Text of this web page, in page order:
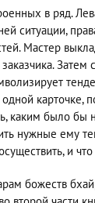
в ряд.
ситуации,
Мастер
Затем
карточке,
каким было бы
нужные ему
и
божеств